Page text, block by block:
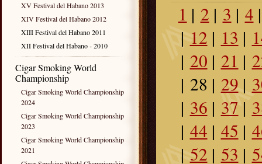
XV Festival del Habano 2013
XIV Festival del Habano 2012
XIII Festival del Habano 2011
XII Festival del Habano - 2010
Cigar Smoking World
Championship
Cigar Smoking World Championship
2024
Cigar Smoking World Championship
2023
Cigar Smoking World Championship
2021
1 | 2 | 3 | 4
| 12 | 13 |
| 20 | 21 |
| 28 | 29 |
| 36 | 37 |
| 44 | 45 |
| 52 | 53 |